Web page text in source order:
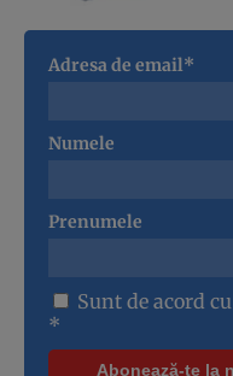
Adresa de email*
Numele
Prenumele
Sunt de acord cu
*